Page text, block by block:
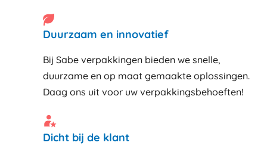
Duurzaam en innovatief
Bij Sabe verpakkingen bieden we snelle,
duurzame en op maat gemaakte oplossingen.
Daag ons uit voor uw verpakkingsbehoeften!
Dicht bij de klant